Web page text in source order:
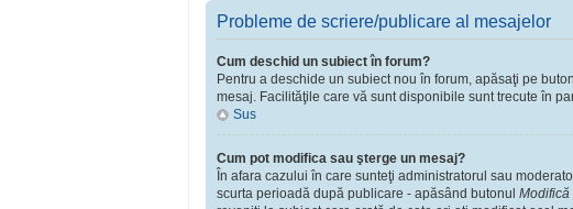
Probleme de scriere/publicare al mesajelor
Cum deschid un subiect în forum?
Pentru a deschide un subiect nou în forum, apăsaţi pe
mesaj. Facilităţile care vă sunt disponibile sunt trecute în
Sus
Cum pot modifica sau şterge un mesaj?
În afara cazului în care sunteţi administratorul sau
scurta perioadă după publicare - apăsând butonul Modifică